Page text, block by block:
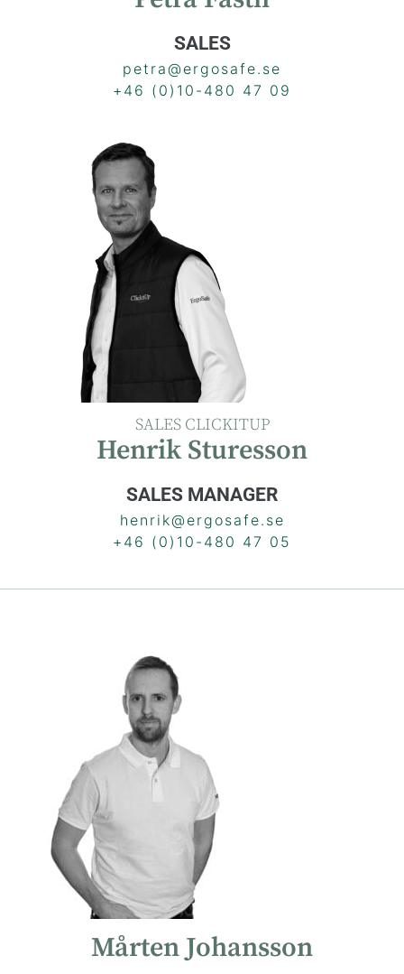
SALES
petra@ergosafe.se
+46 (0)10-480 47 09
SALES CLICKITUP
Henrik Sturesson
SALES MANAGER
henrik@ergosafe.se
+46 (0)10-480 47 05
Mårten Johansson